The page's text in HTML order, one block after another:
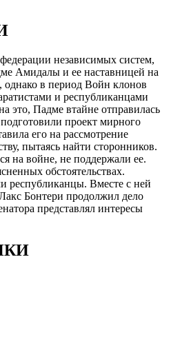
независимых систем,
Амидалы и ее наставницей на
однако в период Войн клонов
и республиканцами
это, Падме втайне отправилась
проект мирного
его на рассмотрение
пытаясь найти сторонников.
на войне, не поддержали ее.
обстоятельствах.
республиканцы. Вместе с ней
Бонтери продолжил дело
представлял интересы